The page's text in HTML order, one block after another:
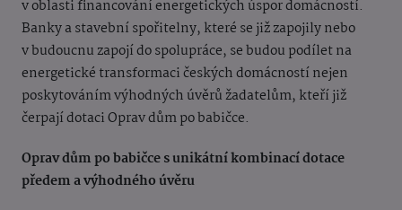
v oblasti financování energetických úspor domácností.
Banky a stavební spořitelny, které se již zapojily nebo
v budoucnu zapojí do spolupráce, se budou podílet na
energetické transformaci českých domácností nejen
poskytováním výhodných úvěrů žadatelům, kteří již
čerpají dotaci Oprav dům po babičce.
Oprav dům po babičce s unikátní kombinací dotace
předem a výhodného úvěru